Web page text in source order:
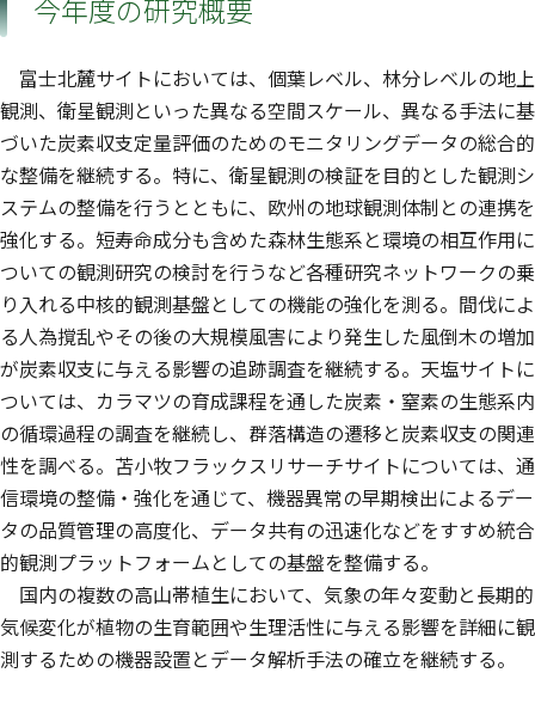
今年度の研究概要
富士北麓サイトにおいては、個葉レベル、林分レベルの地上
観測、衛星観測といった異なる空間スケール、異なる手法に基
づいた炭素収支定量評価のためのモニタリングデータの総合的
な整備を継続する。特に、衛星観測の検証を目的とした観測シ
ステムの整備を行うとともに、欧州の地球観測体制との連携を
強化する。短寿命成分も含めた森林生態系と環境の相互作用に
ついての観測研究の検討を行うなど各種研究ネットワークの乗
り入れる中核的観測基盤としての機能の強化を測る。間伐によ
る人為撹乱やその後の大規模風害により発生した風倒木の増加
が炭素収支に与える影響の追跡調査を継続する。天塩サイトに
ついては、カラマツの育成課程を通した炭素・窒素の生態系内
の循環過程の調査を継続し、群落構造の遷移と炭素収支の関連
性を調べる。苫小牧フラックスリサーチサイトについては、通
信環境の整備・強化を通じて、機器異常の早期検出によるデー
タの品質管理の高度化、データ共有の迅速化などをすすめ統合
的観測プラットフォームとしての基盤を整備する。
国内の複数の高山帯植生において、気象の年々変動と長期的
気候変化が植物の生育範囲や生理活性に与える影響を詳細に観
測するための機器設置とデータ解析手法の確立を継続する。